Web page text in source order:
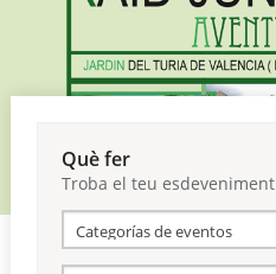
València en esport
Reserves
Què fer
Troba el teu esdeveniment